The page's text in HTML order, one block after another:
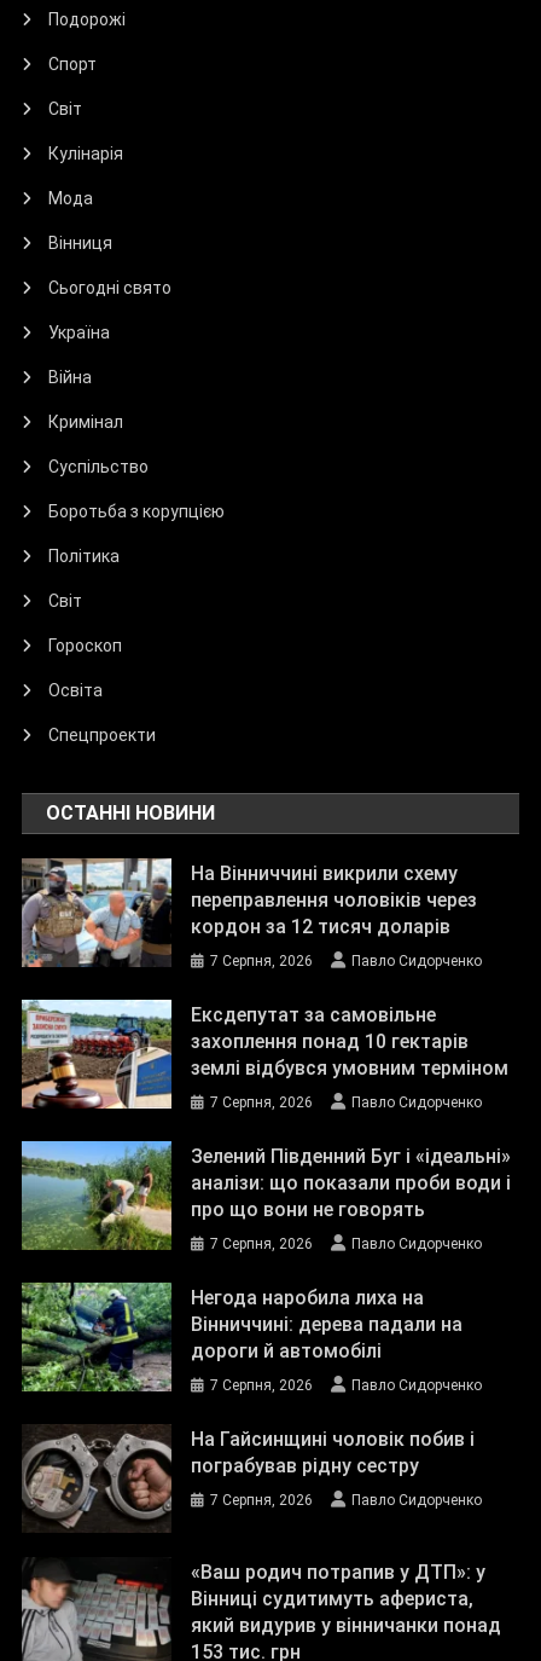
Подорожі
Спорт
Світ
Кулінарія
Мода
Вінниця
Сьогодні свято
Україна
Війна
Кримінал
Суспільство
Боротьба з корупцією
Політика
Світ
Гороскоп
Освіта
Спецпроекти
ОСТАННІ НОВИНИ
На Вінниччині викрили схему
переправлення чоловіків через
кордон за 12 тисяч доларів
7 Серпня, 2026 Павло Сидорченко
Ексдепутат за самовільне
захоплення понад 10 гектарів
землі відбувся умовним терміном
7 Серпня, 2026 Павло Сидорченко
Зелений Південний Буг і «ідеальні»
аналізи: що показали проби води і
про що вони не говорять
7 Серпня, 2026 Павло Сидорченко
Негода наробила лиха на
Вінниччині: дерева падали на
дороги й автомобілі
7 Серпня, 2026 Павло Сидорченко
На Гайсинщині чоловік побив і
пограбував рідну сестру
7 Серпня, 2026 Павло Сидорченко
«Ваш родич потрапив у ДТП»: у
Вінниці судитимуть афериста,
який видурив у вінничанки понад
153 тис. грн